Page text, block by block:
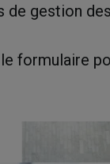
de gestion
formulaire